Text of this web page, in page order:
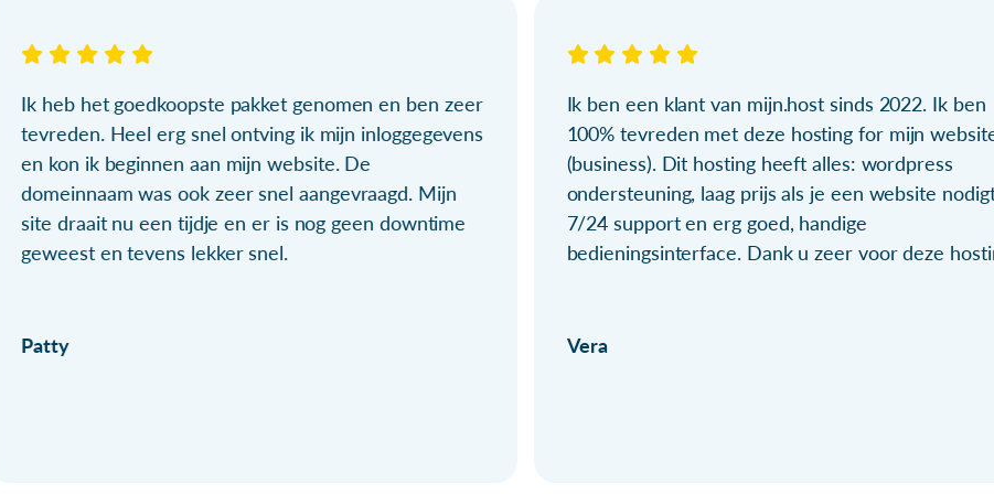
Ik heb het goedkoopste pakket genomen en ben zeer
tevreden. Heel erg snel ontving ik mijn inloggegevens
en kon ik beginnen aan mijn website. De
domeinnaam was ook zeer snel aangevraagd. Mijn
site draait nu een tijdje en er is nog geen downtime
geweest en tevens lekker snel.
Patty
Ik ben een klant van mijn.host sinds 2022. Ik ben
100% tevreden met deze hosting for mijn
(business). Dit hosting heeft alles: wordpress
ondersteuning, laag prijs als je een website
7/24 support en erg goed, handige
bedieningsinterface. Dank u zeer voor deze
Vera